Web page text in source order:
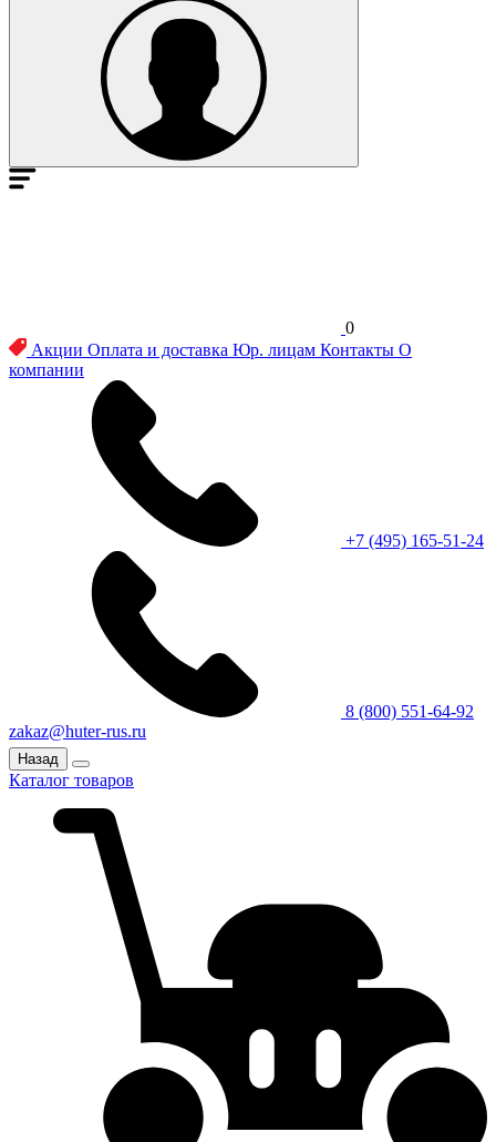
0
Акции Оплата и доставка Юр. лицам Контакты О
компании
+7 (495) 165-51-24
8 (800) 551-64-92
zakaz@huter-rus.ru
Назад
Каталог товаров